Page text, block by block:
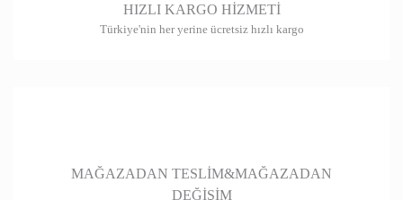
Ürün fiyatı diğer sitelerden daha pahalı.
Gönder
HIZLI KARGO HİZMETİ
Türkiye'nin her yerine ücretsiz hızlı kargo
MAĞAZADAN TESLİM&MAĞAZADAN
DEĞİŞİM